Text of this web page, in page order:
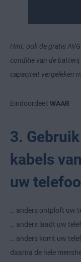
Hint: ook de gratis
conditie van de
capaciteit vergeleken
Eindoordeel: WAAR
3.
kabels
uw
… anders ontploft uw
… anders laadt uw
… anders komt uw
daarna de hele